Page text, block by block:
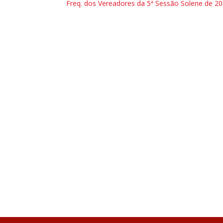
Freq. dos Vereadores da 5ª Sessão Solene de